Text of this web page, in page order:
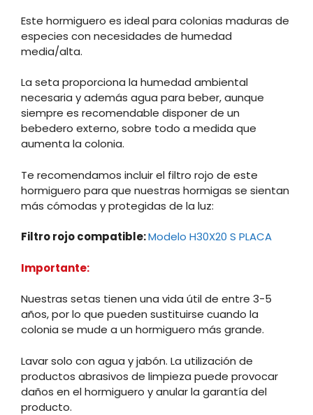
Este hormiguero es ideal para colonias maduras de
especies con necesidades de humedad
media/alta.
La seta proporciona la humedad ambiental
necesaria y además agua para beber, aunque
siempre es recomendable disponer de un
bebedero externo, sobre todo a medida que
aumenta la colonia.
Te recomendamos incluir el filtro rojo de este
hormiguero para que nuestras hormigas se sientan
más cómodas y protegidas de la luz:
Filtro rojo compatible:Modelo H30X20 S PLACA
Importante:
Nuestras setas tienen una vida útil de entre 3-5
años, por lo que pueden sustituirse cuando la
colonia se mude a un hormiguero más grande.
Lavar solo con agua y jabón. La utilización de
productos abrasivos de limpieza puede provocar
daños en el hormiguero y anular la garantía del
producto.